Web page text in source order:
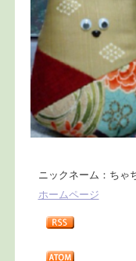
ニックネーム：ちゃ
ホームページ